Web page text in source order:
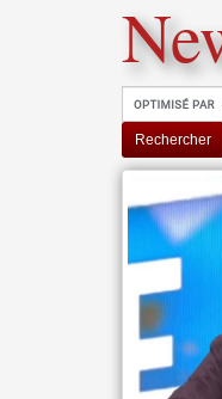
Rechercher